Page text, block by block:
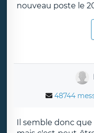
nouveau poste le
48744
Il semble donc